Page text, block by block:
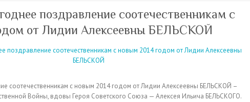
поздравление соотечественникам с
от Лидии Алексеевны БЕЛЬСКОЙ
соотечественникам с новым 2014 годом от Лидии Алексеевны БЕЛЬСКОЙ –
Войны, вдовы Героя Советского Союза — Алексея Ильича БЕЛЬСКОГО.